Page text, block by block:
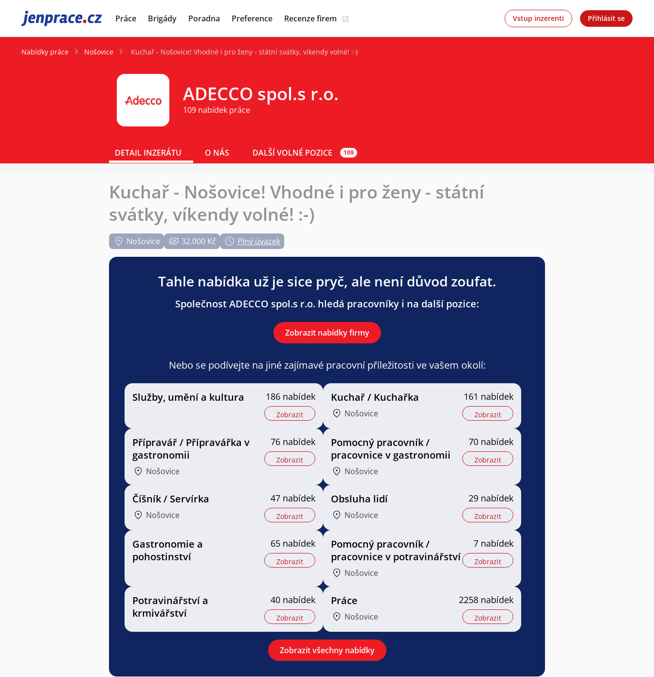
JenPráce.cz Práce Brigády Poradna Preference Recenze firem Vstup inzerenti Přihlásit se
Nabídky práce Nošovice Kuchař - Nošovice! Vhodné i pro ženy - státní svátky, víkendy volné! :-)
ADECCO spol.s r.o.
109 nabídek práce
DETAIL INZERÁTU O NÁS DALŠÍ VOLNÉ POZICE 109
Kuchař - Nošovice! Vhodné i pro ženy - státní
svátky, víkendy volné! :-)
Nošovice 32.000 Kč Plný úvazek
Tahle nabídka už je sice pryč, ale není důvod zoufat.
Společnost ADECCO spol.s r.o. hledá pracovníky i na další pozice:
Zobrazit nabídky firmy
Nebo se podívejte na jiné zajímavé pracovní příležitosti ve vašem okolí:
Služby, umění a kultura 186 nabídek
Zobrazit
Kuchař / Kuchařka
Nošovice
161 nabídek
Zobrazit
Přípravář / Přípravářka v
gastronomii
Nošovice
76 nabídek
Zobrazit
Pomocný pracovník /
pracovnice v gastronomii
Nošovice
70 nabídek
Zobrazit
Číšník / Servírka
Nošovice
47 nabídek
Zobrazit
Obsluha lidí
Nošovice
29 nabídek
Zobrazit
Gastronomie a
pohostinství
65 nabídek
Zobrazit
Pomocný pracovník /
pracovnice v potravinářství
Nošovice
7 nabídek
Zobrazit
Potravinářství a
krmivářství
40 nabídek
Zobrazit
Práce
Nošovice
2258 nabídek
Zobrazit
Zobrazit všechny nabídky